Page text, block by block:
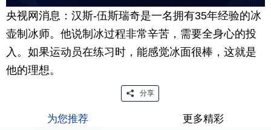
央视网消息：汉斯-伍斯瑞奇是一名拥有35年经验的冰
壶制冰师。他说制冰过程非常辛苦，需要全身心的投
入。如果运动员在练习时，能感觉冰面很棒，这就是
他的理想。
分享
为您推荐 更多精彩